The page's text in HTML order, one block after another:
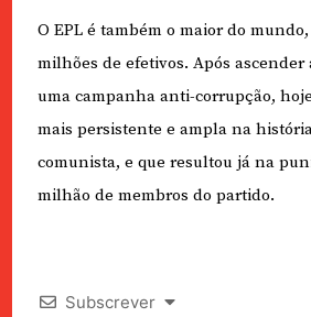
O EPL é também o maior do
milhões de efetivos. Após ascender
uma campanha anti-corrupção,
mais persistente e ampla na
comunista, e que resultou já na
milhão de membros do partido.
Subscrever